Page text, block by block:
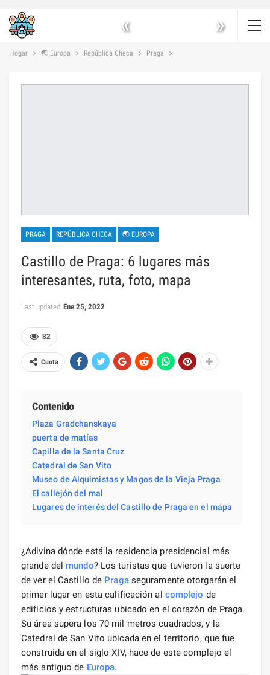
« »
Hogar 🌏 Europa República Checa Praga
PRAGA REPÚBLICA CHECA 🌏 EUROPA
Castillo de Praga: 6 lugares más
interesantes, ruta, foto, mapa
Last updated Ene 25, 2022
82
Cuota
Contenido
Plaza Gradchanskaya
puerta de matías
Capilla de la Santa Cruz
Catedral de San Vito
Museo de Alquimistas y Magos de la Vieja Praga
El callejón del mal
Lugares de interés del Castillo de Praga en el mapa
¿Adivina dónde está la residencia presidencial más
grande del mundo? Los turistas que tuvieron la suerte
de ver el Castillo de Pragaseguramente otorgarán el
primer lugar en esta calificación al complejo de
edificios y estructuras ubicado en el corazón de Praga.
Su área supera los 70 mil metros cuadrados, y la
Catedral de San Vito ubicada en el territorio, que fue
construida en el siglo XIV, hace de este complejo el
más antiguo de Europa.